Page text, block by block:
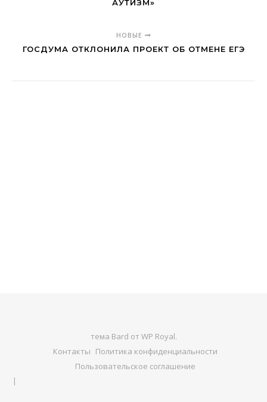
АУТИЗМ»
НОВЫЕ
ГОСДУМА ОТКЛОНИЛА ПРОЕКТ ОБ ОТМЕНЕ ЕГЭ
тема Bard от WP Royal.
Контакты Политика конфиденциальности
Пользовательское соглашение